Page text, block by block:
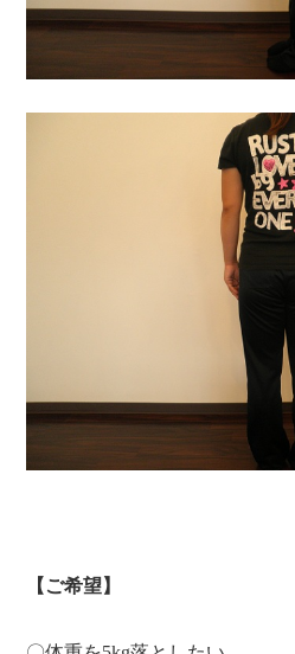
【ご希望】